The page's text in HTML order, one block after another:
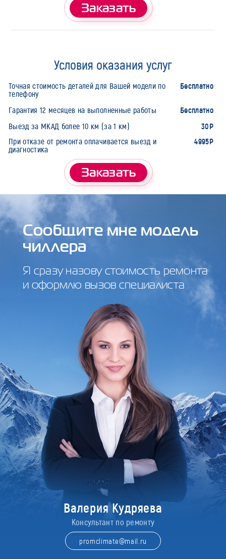
Заказать
Условия оказания услуг
Точная стоимость деталей для Вашей модели по
телефону
Бесплатно
Гарантия 12 месяцев на выполненные работы Бесплатно
Выезд за МКАД более 10 км (за 1 км) 30Р
При отказе от ремонта оплачивается выезд и
диагностика
4995Р
Заказать
Сообщите мне модель
чиллера
Я сразу назову стоимость ремонта
и оформлю вызов специалиста
Валерия Кудряева
Консультант по ремонту
promclimate@mail.ru